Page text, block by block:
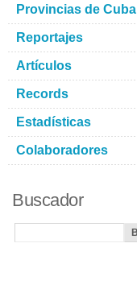
Provincias de Cuba
Reportajes
Artículos
Records
Estadísticas
Colaboradores
Buscador